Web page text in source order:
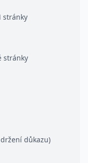
stránky
stránky
důkazu)